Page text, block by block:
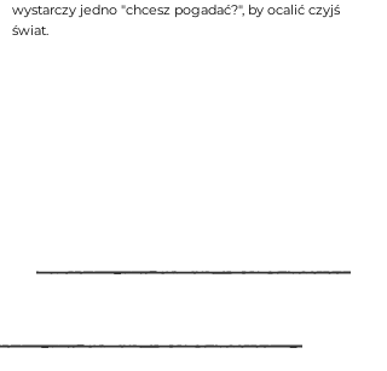
wystarczy jedno "chcesz pogadać?", by ocalić czyjś
świat.